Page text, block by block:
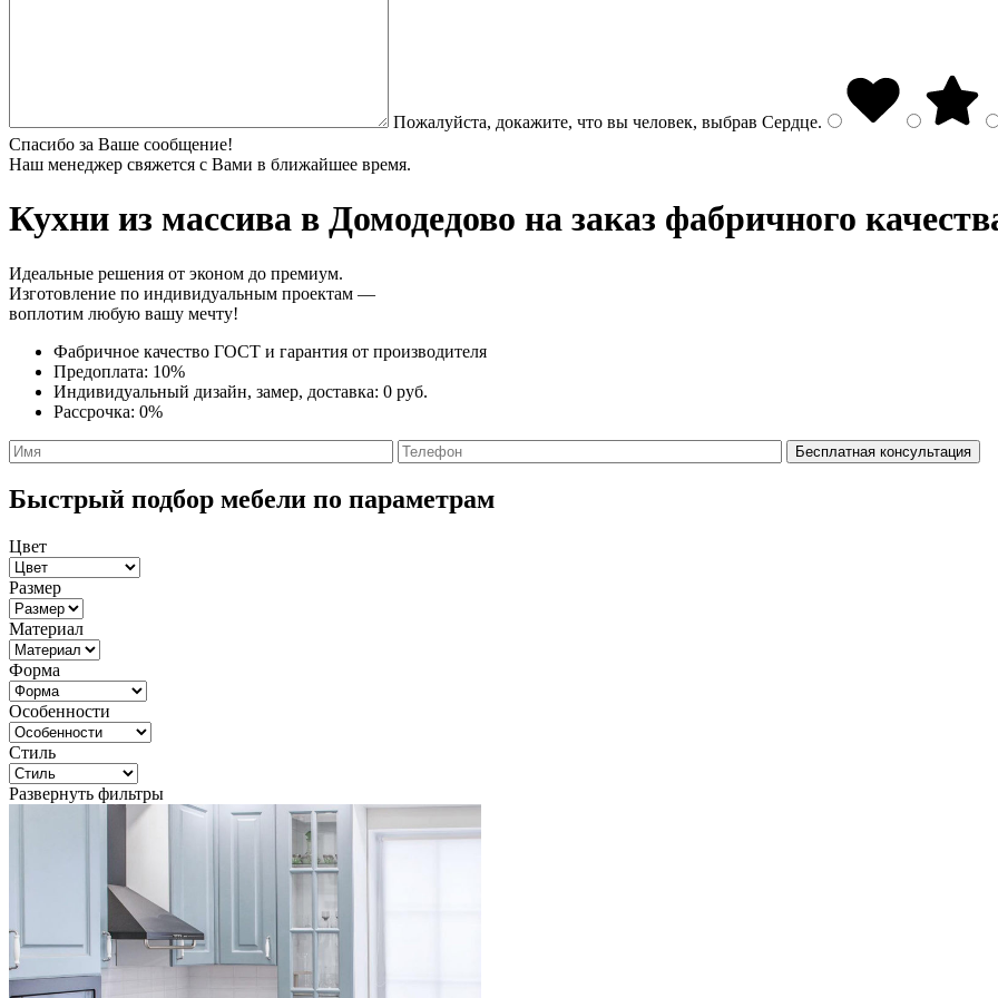
Пожалуйста, докажите, что вы человек, выбрав Сердце.
Спасибо за Ваше сообщение!
Наш менеджер свяжется с Вами в ближайшее время.
Кухни из массива в Домодедово на заказ фабричного
Идеальные решения от эконом до премиум.
Изготовление по индивидуальным проектам —
воплотим любую вашу мечту!
Фабричное качество ГОСТ и гарантия от производителя
Предоплата: 10%
Индивидуальный дизайн, замер, доставка: 0 руб.
Рассрочка: 0%
Быстрый подбор мебели по параметрам
Цвет
Размер
Материал
Форма
Особенности
Стиль
Развернуть фильтры